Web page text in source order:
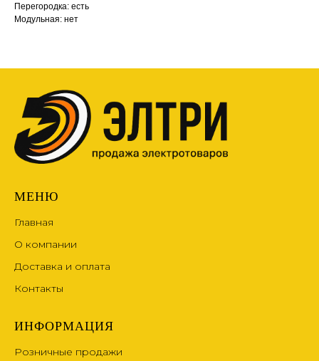
Перегородка: есть
Модульная: нет
МЕНЮ
Главная
О компании
Доставка и оплата
Контакты
ИНФОРМАЦИЯ
Розничные продажи